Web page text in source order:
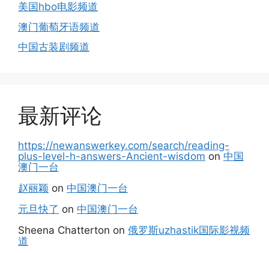
美国hbo电影频道
澳门葡萄牙语频道
中国古装剧频道
最新评论
https://newanswerkey.com/search/reading-
plus-level-h-answers-Ancient-wisdom on 中国
澳门一台
赵丽颖 on 中国澳门一台
元旦快了 on 中国澳门一台
Sheena Chatterton on 俄罗斯uzhastik国际影视频
道